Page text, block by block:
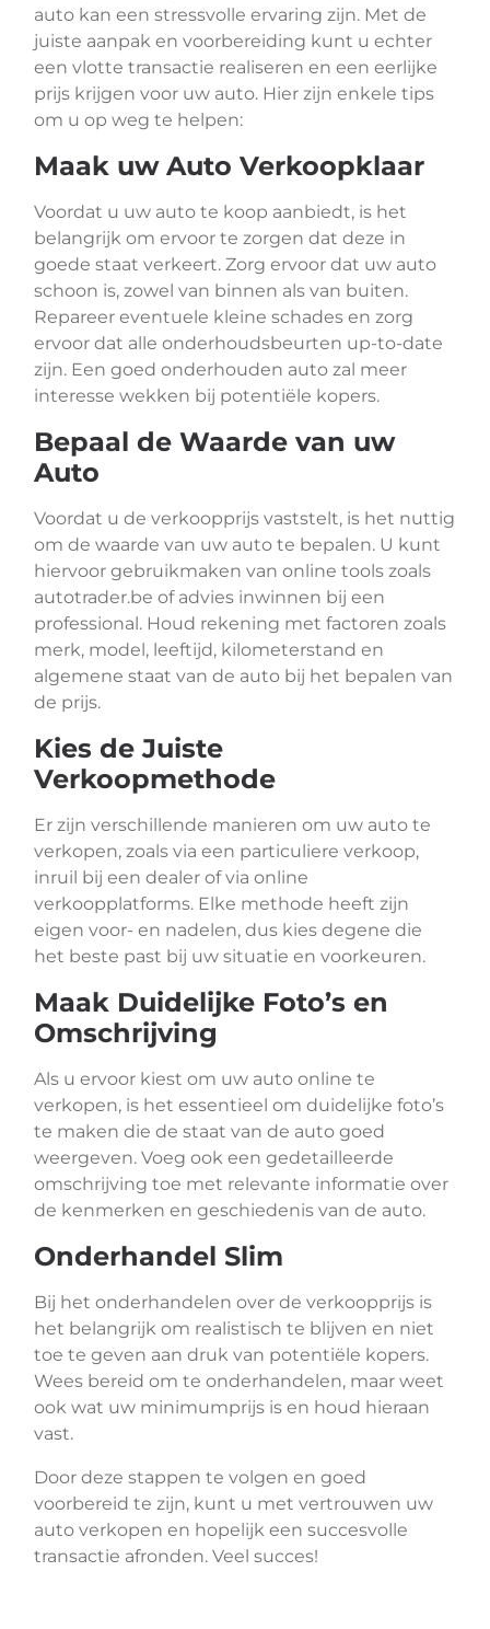
auto kan een stressvolle ervaring zijn. Met de
juiste aanpak en voorbereiding kunt u echter
een vlotte transactie realiseren en een eerlijke
prijs krijgen voor uw auto. Hier zijn enkele tips
om u op weg te helpen:
Maak uw Auto Verkoopklaar
Voordat u uw auto te koop aanbiedt, is het
belangrijk om ervoor te zorgen dat deze in
goede staat verkeert. Zorg ervoor dat uw auto
schoon is, zowel van binnen als van buiten.
Repareer eventuele kleine schades en zorg
ervoor dat alle onderhoudsbeurten up-to-date
zijn. Een goed onderhouden auto zal meer
interesse wekken bij potentiële kopers.
Bepaal de Waarde van uw
Auto
Voordat u de verkoopprijs vaststelt, is het nuttig
om de waarde van uw auto te bepalen. U kunt
hiervoor gebruikmaken van online tools zoals
autotrader.be of advies inwinnen bij een
professional. Houd rekening met factoren zoals
merk, model, leeftijd, kilometerstand en
algemene staat van de auto bij het bepalen van
de prijs.
Kies de Juiste
Verkoopmethode
Er zijn verschillende manieren om uw auto te
verkopen, zoals via een particuliere verkoop,
inruil bij een dealer of via online
verkoopplatforms. Elke methode heeft zijn
eigen voor- en nadelen, dus kies degene die
het beste past bij uw situatie en voorkeuren.
Maak Duidelijke Foto’s en
Omschrijving
Als u ervoor kiest om uw auto online te
verkopen, is het essentieel om duidelijke foto’s
te maken die de staat van de auto goed
weergeven. Voeg ook een gedetailleerde
omschrijving toe met relevante informatie over
de kenmerken en geschiedenis van de auto.
Onderhandel Slim
Bij het onderhandelen over de verkoopprijs is
het belangrijk om realistisch te blijven en niet
toe te geven aan druk van potentiële kopers.
Wees bereid om te onderhandelen, maar weet
ook wat uw minimumprijs is en houd hieraan
vast.
Door deze stappen te volgen en goed
voorbereid te zijn, kunt u met vertrouwen uw
auto verkopen en hopelijk een succesvolle
transactie afronden. Veel succes!